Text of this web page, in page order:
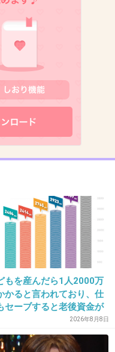
されて殺害された
決だったし
+77
-1
して
もを産んだら1人2000万
かると言われており、仕
セーブすると老後資金が
られない…一方、子育て
いない人は潤沢な資金で
老後だと歪んでいるので
2026年8月8日